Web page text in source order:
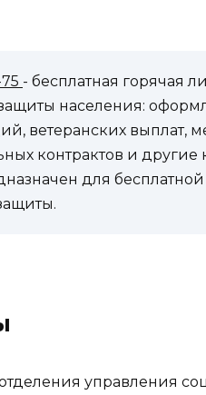
- бесплатная горячая
населения:
ветеранских
контрактов и
для
управления